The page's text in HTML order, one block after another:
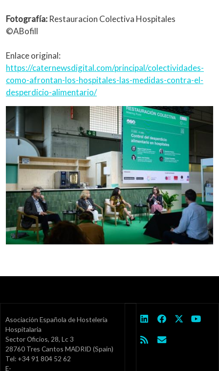
Fotografía: Restauracion Colectiva Hospitales
©ABofill
Enlace original:
https://caternewsdigital.com/principal/colectividades-
como-afrontan-los-hospitales-las-medidas-contra-el-
desperdicio-alimentario/
Asociación Española de Hostelería
Hospitalaria
Sector Oficios, 28, Lc 3
28760 Tres Cantos MADRID (Spain)
Tel: +34 91 804 52 62
E-